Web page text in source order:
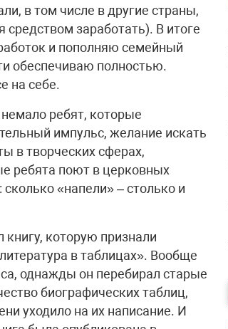
в том числе в другие страны,
средством заработать). В итоге
и пополняю семейный
обеспечиваю полностью.
на себе.
ребят, которые
импульс, желание искать
в творческих сферах,
ребята поют в церковных
«напели» – столько и
которую признали
в таблицах». Вообще
однажды он перебирал старые
биографических таблиц,
уходило на их написание. И